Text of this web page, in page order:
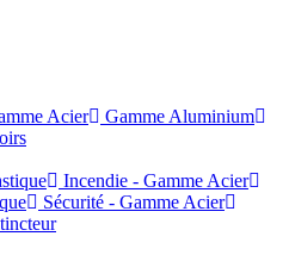
Acier
Gamme Aluminium
Incendie - Gamme Acier
Sécurité - Gamme Acier